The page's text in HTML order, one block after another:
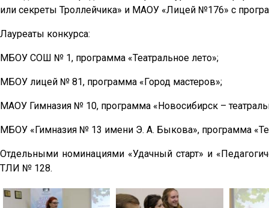
или секреты Троллейчика» и МАОУ «Лицей №176» с
Лауреаты конкурса:
МБОУ СОШ № 1, программа «Театральное лето»;
МБОУ лицей № 81, программа «Город мастеров»;
МАОУ Гимназия № 10, программа «Новосибирск –
МБОУ «Гимназия № 13 имени Э. А. Быкова», программа
Отдельными номинациями «Удачный старт» и
ТЛИ № 128.